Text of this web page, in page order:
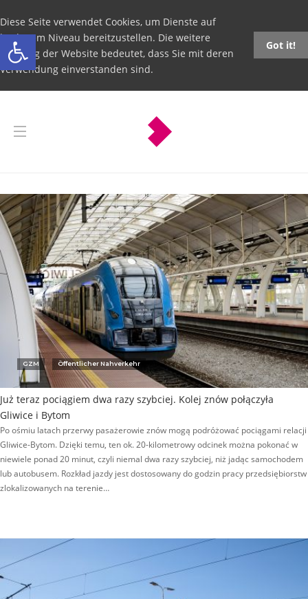
Open toolbar
Diese Seite verwendet Cookies, um Dienste auf
höchstem Niveau bereitzustellen. Die weitere
Nutzung der Website bedeutet, dass Sie mit deren
Verwendung einverstanden sind.
Got it!
GZM Öffentlicher Nahverkehr
Już teraz pociągiem dwa razy szybciej. Kolej znów połączyła
Gliwice i Bytom
Po ośmiu latach przerwy pasażerowie znów mogą podróżować pociągami relacji
Gliwice-Bytom. Dzięki temu, ten ok. 20-kilometrowy odcinek można pokonać w
niewiele ponad 20 minut, czyli niemal dwa razy szybciej, niż jadąc samochodem
lub autobusem. Rozkład jazdy jest dostosowany do godzin pracy przedsiębiorstw
zlokalizowanych na terenie…